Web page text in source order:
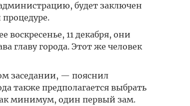
будет заключен
процедуре.
11 декабря, они
главу города. Этот же человек
заседании, — пояснил
также предполагается выбрать
минимум, один первый зам.